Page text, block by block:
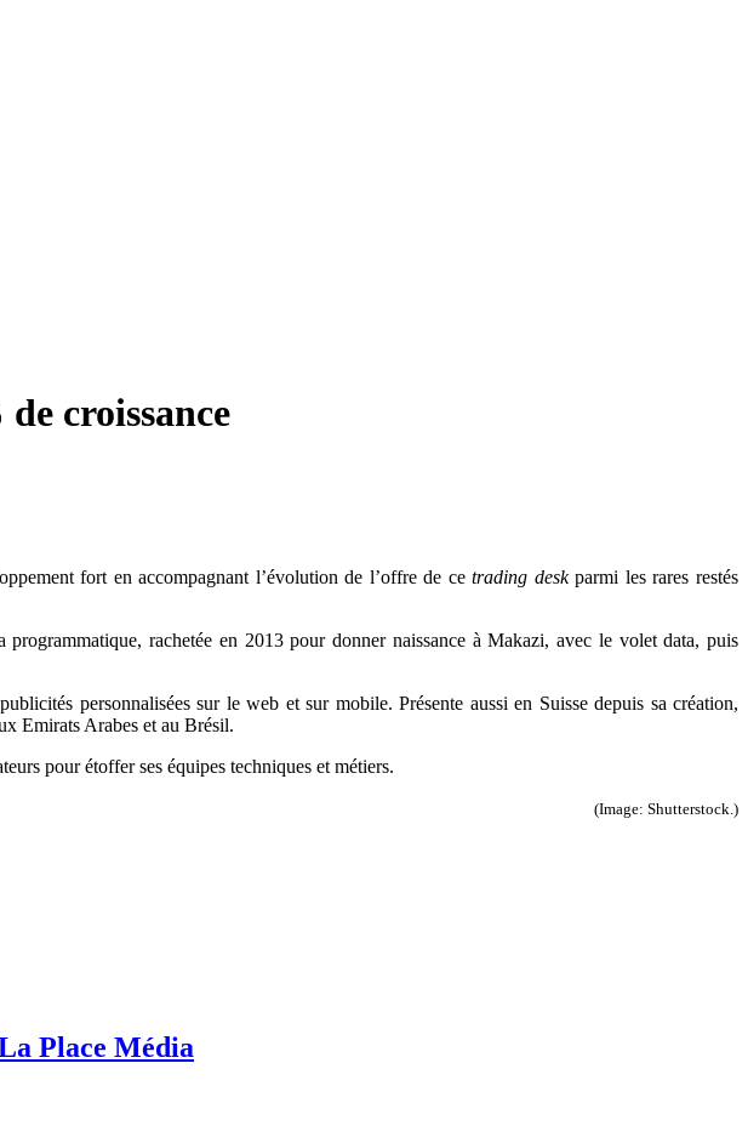
croissance
fort en accompagnant l’évolution de l’offre de cetrading deskparmi les rares restés
rachetée en 2013 pour donner naissance à Makazi, avec le volet data, puis
personnalisées sur le web et sur mobile. Présente aussi en Suisse depuis sa création,
Emirats Arabes et au Brésil.
pour étoffer ses équipes techniques et métiers.
(Image: Shutterstock.)
Place Média